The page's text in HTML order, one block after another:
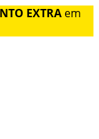
EXTRA em